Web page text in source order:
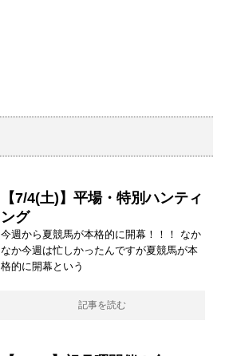
【7/4(土)】平場・特別ハンティ
ング
今週から夏競馬が本格的に開幕！！！ なか
なか今週は忙しかったんですが夏競馬が本
格的に開幕という
記事を読む